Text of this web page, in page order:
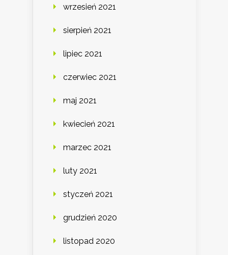
wrzesień 2021
sierpień 2021
lipiec 2021
czerwiec 2021
maj 2021
kwiecień 2021
marzec 2021
luty 2021
styczeń 2021
grudzień 2020
listopad 2020